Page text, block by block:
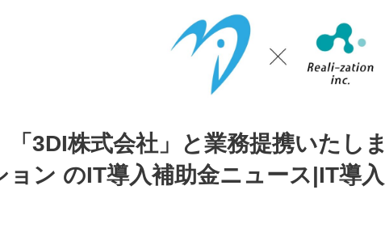
3DI株式会社」と業務提携いたしま
ョン のIT導入補助金ニュース|IT導入